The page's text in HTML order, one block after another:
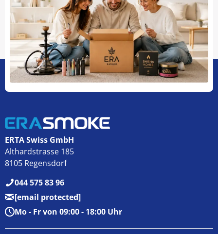
ERTA Swiss GmbH
Althardstrasse 185
8105 Regensdorf
044 575 83 96
[email protected]
Mo - Fr von 09:00 - 18:00 Uhr